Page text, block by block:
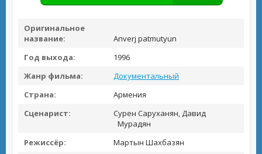
Оригинальное
название:
Anverj patmutyun
Год выхода:
1996
Жанр фильма:
Документальный
Страна:
Армения
Сценарист:
Сурен Саруханян, Давид
Мурадян
Режиссёр:
Мартын Шахбазян